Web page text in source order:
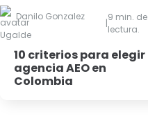
Danilo Gonzalez
Ugalde
9 min. de
lectura.
10 criterios para elegir
agencia AEO en
Colombia